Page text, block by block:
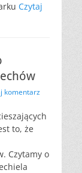
Czytaj
komentarz
to, że
Czytamy o